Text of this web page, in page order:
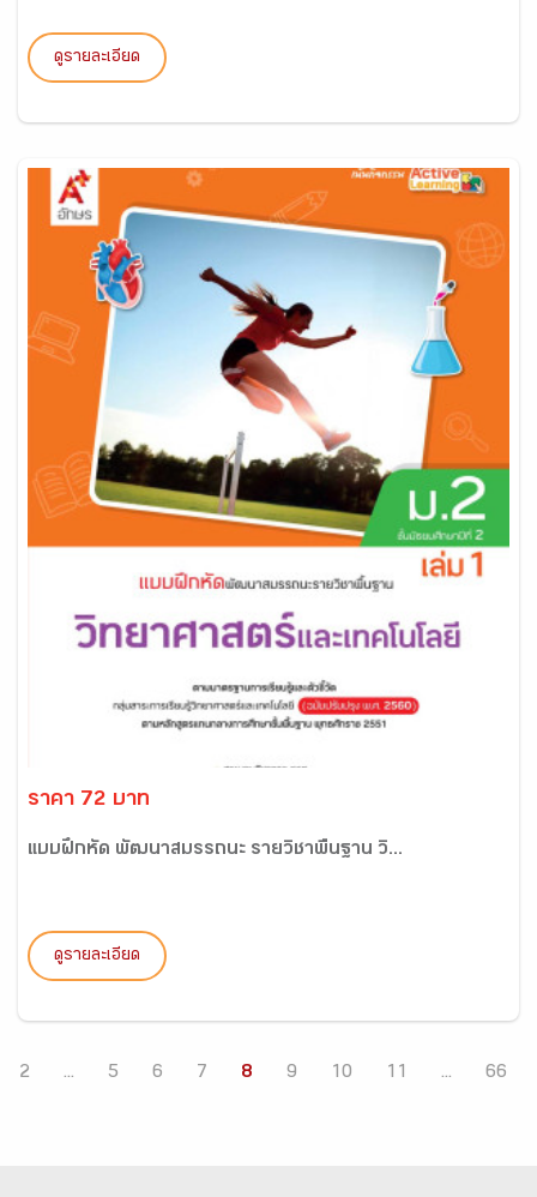
ดูรายละเอียด
ราคา 72 บาท
แบบฝึกหัด พัฒนาสมรรถนะ รายวิชาพื้นฐาน วิ...
ดูรายละเอียด
2 ... 5 6 7 8 9 10 11 ... 66